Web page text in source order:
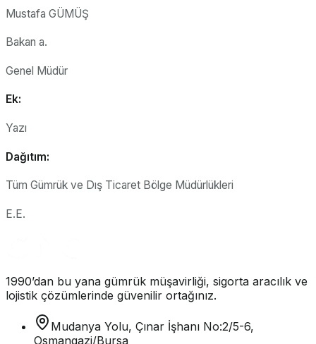
Mustafa GÜMÜŞ
Bakan a.
Genel Müdür
Ek:
Yazı
Dağıtım:
Tüm Gümrük ve Dış Ticaret Bölge Müdürlükleri
E.E.
1990’dan bu yana gümrük müşavirliği, sigorta aracılık ve
lojistik çözümlerinde güvenilir ortağınız.
Mudanya Yolu, Çınar İşhanı No:2/5-6,
Osmangazi/Bursa